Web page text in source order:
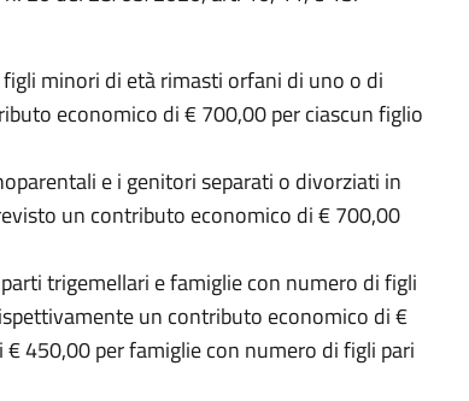
minori di età rimasti orfani di uno o di
economico di € 700,00 per ciascun figlio
e i genitori separati o divorziati in
un contributo economico di € 700,00
trigemellari e famiglie con numero di figli
un contributo economico di €
450,00 per famiglie con numero di figli pari